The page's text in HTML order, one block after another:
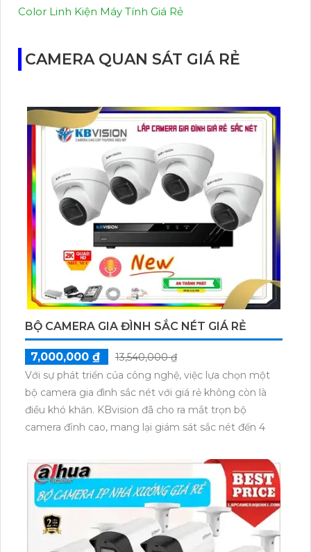
Color Linh Kiện Máy Tính Giá Rẻ
CAMERA QUAN SÁT GIÁ RẺ
BỘ CAMERA GIA ĐÌNH SẮC NÉT GIÁ RẺ
7,000,000 ₫
13,540,000 ₫
Với sự phát triển của công nghệ, việc lựa chọn một
bộ camera gia đình sắc nét với giá rẻ không còn là
điều khó khăn. KBvision đã cho ra mắt trọn bộ
camera đỉnh cao, mang lại giám sát sắc nét đến 4